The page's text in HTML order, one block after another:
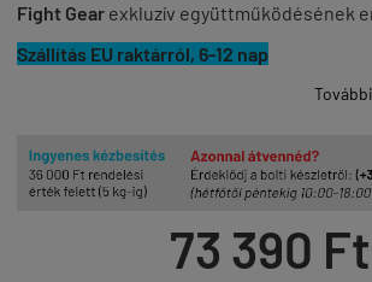
Fight Gear exkluzív együttműködésének
Szállítás EU raktárról, 6-12 nap
73 390 Ft